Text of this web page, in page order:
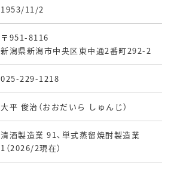
1953/11/2
〒951-8116
新潟県新潟市中央区東中通2番町292-2
025-229-1218
大平 俊治（おおだいら しゅんじ）
清酒製造業 91、単式蒸留焼酎製造業
1（2026/2現在）